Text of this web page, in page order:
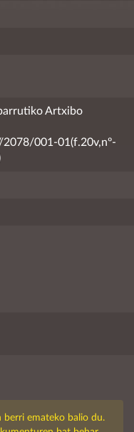
Artxibo
2078/001-01(f.20v,nº-
berri emateko balio du.